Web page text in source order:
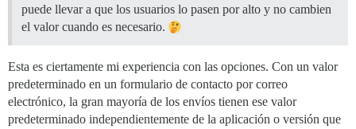
puede llevar a que los usuarios lo pasen por alto y no cambien
el valor cuando es necesario.
Esta es ciertamente mi experiencia con las opciones. Con un valor
predeterminado en un formulario de contacto por correo
electrónico, la gran mayoría de los envíos tienen ese valor
predeterminado independientemente de la aplicación o versión que